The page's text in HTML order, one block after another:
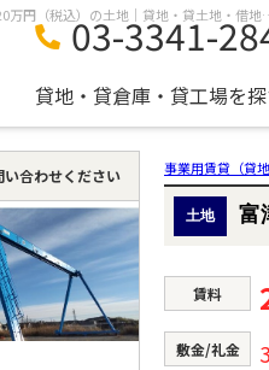
富津市下飯野 約923坪 千葉県富津
03-3341-
貸地・貸倉庫・貸工場を
事業用賃貸（貸
土地 富
賃料
敷金/礼金
い合わせください